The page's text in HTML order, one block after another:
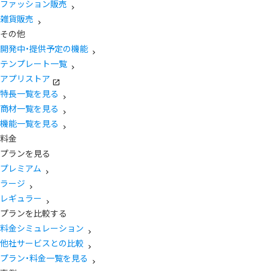
ファッション販売
雑貨販売
その他
開発中・提供予定の機能
テンプレート一覧
アプリストア
特長一覧を見る
商材一覧を見る
機能一覧を見る
料金
プランを見る
プレミアム
ラージ
レギュラー
プランを比較する
料金シミュレーション
他社サービスとの比較
プラン・料金一覧を見る